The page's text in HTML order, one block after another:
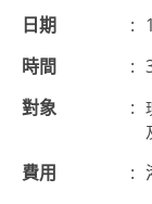
日期
:
時間
:
對象
:
費用 :